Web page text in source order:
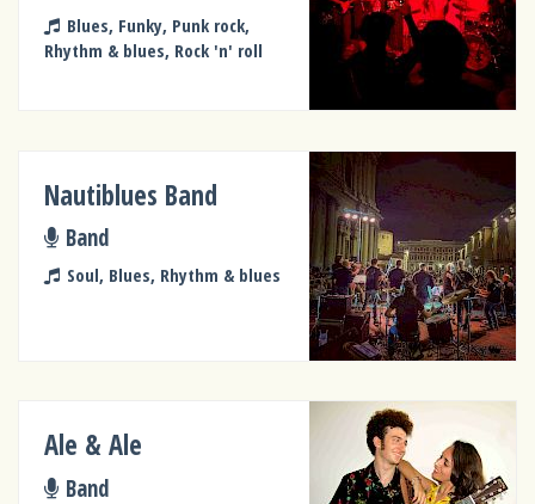
Blues, Funky, Punk rock,
Rhythm & blues, Rock 'n' roll
Nautiblues Band
Band
Soul, Blues, Rhythm & blues
Ale & Ale
Band